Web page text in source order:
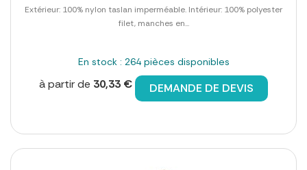
Extérieur: 100% nylon taslan imperméable. Intérieur: 100% polyester
filet, manches en...
En stock : 264 pièces disponibles
à partir de 30,33 € DEMANDE DE DEVIS